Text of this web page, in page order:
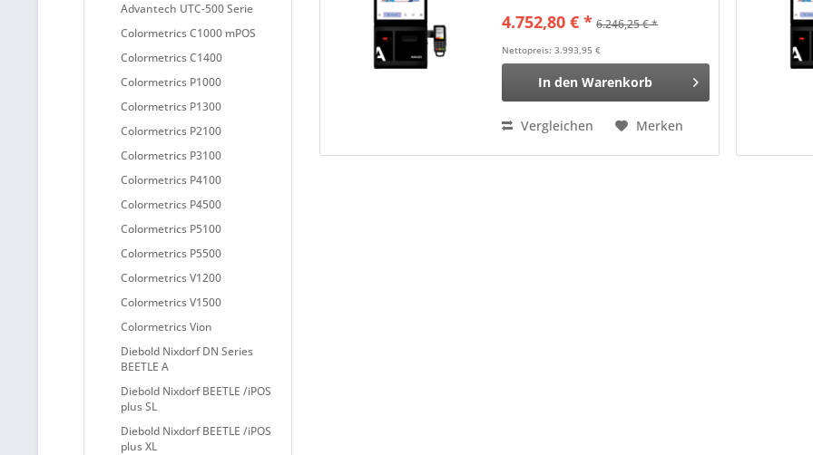
Advantech UTC-500 Serie
Colormetrics C1000 mPOS
Colormetrics C1400
Colormetrics P1000
Colormetrics P1300
Colormetrics P2100
Colormetrics P3100
Colormetrics P4100
Colormetrics P4500
Colormetrics P5100
Colormetrics P5500
Colormetrics V1200
Colormetrics V1500
Colormetrics Vion
Diebold Nixdorf DN Series
BEETLE A
Diebold Nixdorf BEETLE /iPOS
plus SL
Diebold Nixdorf BEETLE /iPOS
plus XL
2,3GHz), RAM: 8GB, Flash: 128GB,
4.752,80 € * 6.246,25 € *
Nettopreis: 3.993,95 €
In den Warenkorb
Vergleichen Merken